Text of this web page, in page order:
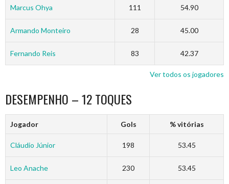
Marcus Ohya 111 54.90
Armando Monteiro 28 45.00
Fernando Reis 83 42.37
Ver todos os jogadores
DESEMPENHO – 12 TOQUES
Jogador Gols % vitórias
Cláudio Júnior 198 53.45
Leo Anache 230 53.45